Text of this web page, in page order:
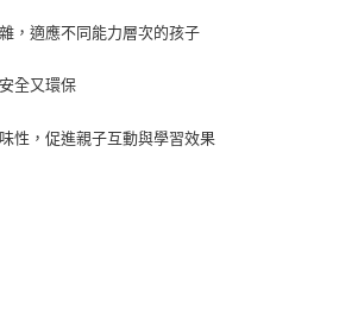
，適應不同能力層次的孩子
全又環保
性，促進親子互動與學習效果